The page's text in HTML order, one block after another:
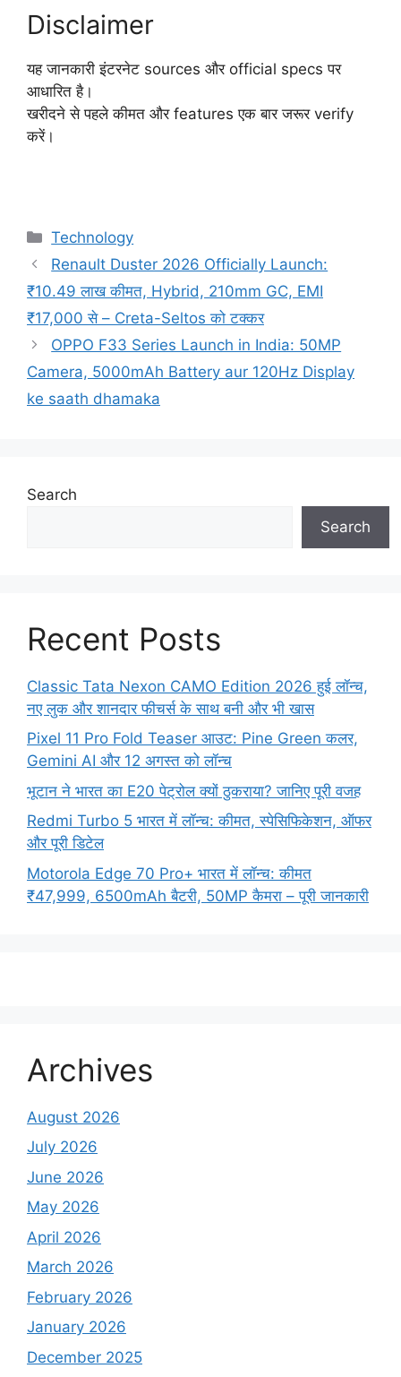
Disclaimer
यह जानकारी इंटरनेट sources और official specs पर
आधारित है।
खरीदने से पहले कीमत और features एक बार जरूर verify
करें।
Categories
Technology
Renault Duster 2026 Officially Launch:
₹10.49 लाख कीमत, Hybrid, 210mm GC, EMI
₹17,000 से – Creta-Seltos को टक्कर
OPPO F33 Series Launch in India: 50MP
Camera, 5000mAh Battery aur 120Hz Display
ke saath dhamaka
Search
Search
Recent Posts
Classic Tata Nexon CAMO Edition 2026 हुई लॉन्च,
नए लुक और शानदार फीचर्स के साथ बनी और भी खास
Pixel 11 Pro Fold Teaser आउट: Pine Green कलर,
Gemini AI और 12 अगस्त को लॉन्च
भूटान ने भारत का E20 पेट्रोल क्यों ठुकराया? जानिए पूरी वजह
Redmi Turbo 5 भारत में लॉन्च: कीमत, स्पेसिफिकेशन, ऑफर
और पूरी डिटेल
Motorola Edge 70 Pro+ भारत में लॉन्च: कीमत
₹47,999, 6500mAh बैटरी, 50MP कैमरा – पूरी जानकारी
Archives
August 2026
July 2026
June 2026
May 2026
April 2026
March 2026
February 2026
January 2026
December 2025